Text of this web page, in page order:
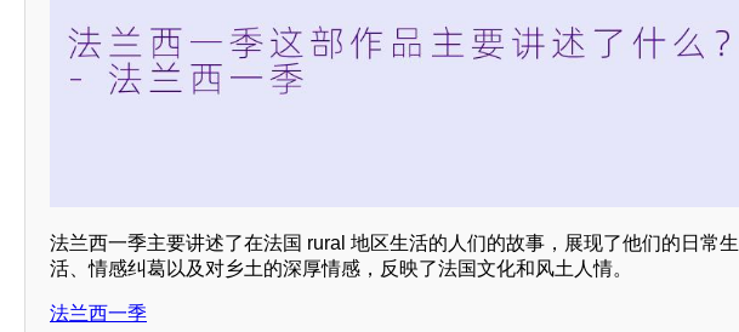
法兰西一季主要讲述了在法国 rural 地区生活的人们的故事，展现了他们的日常生
活、情感纠葛以及对乡土的深厚情感，反映了法国文化和风土人情。
法兰西一季